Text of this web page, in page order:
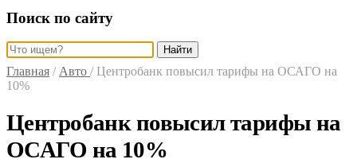
Поиск по сайту
Найти
Главная / Авто / Центробанк повысил тарифы на ОСАГО на
10%
Центробанк повысил тарифы на
ОСАГО на 10%